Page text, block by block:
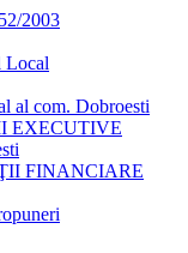
2003
Local
al com. Dobroesti
EXECUTIVE
FINANCIARE